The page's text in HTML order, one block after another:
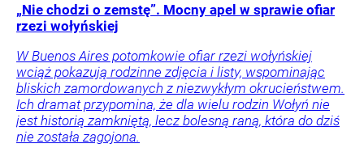
„Nie chodzi o zemstę”. Mocny apel w sprawie ofiar
rzezi wołyńskiej
W Buenos Aires potomkowie ofiar rzezi wołyńskiej
wciąż pokazują rodzinne zdjęcia i listy, wspominając
bliskich zamordowanych z niezwykłym okrucieństwem.
Ich dramat przypomina, że dla wielu rodzin Wołyń nie
jest historią zamkniętą, lecz bolesną raną, która do dziś
nie została zagojona.